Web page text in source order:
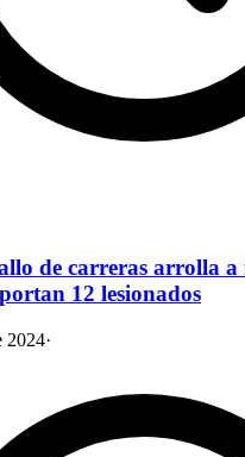
de carreras arrolla
12 lesionados
2024·